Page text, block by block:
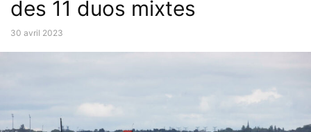
des 11 duos mixtes
30 avril 2023